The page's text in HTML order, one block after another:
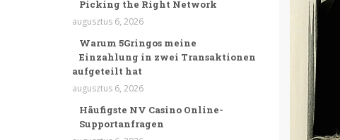
Picking the Right Network
augusztus 6, 2026
Warum 5Gringos meine
Einzahlung in zwei Transaktionen
aufgeteilt hat
augusztus 6, 2026
Häufigste NV Casino Online-
Supportanfragen